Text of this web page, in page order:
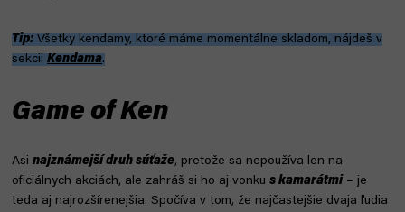
Tip: Všetky kendamy, ktoré máme momentálne skladom, nájdeš v
sekcii Kendama.
Game of Ken
Asi najznámejší druh súťaže, pretože sa nepoužíva len na
oficiálnych akciách, ale zahráš si ho aj vonku s kamarátmi – je
teda aj najrozšírenejšia. Spočíva v tom, že najčastejšie dvaja ľudia